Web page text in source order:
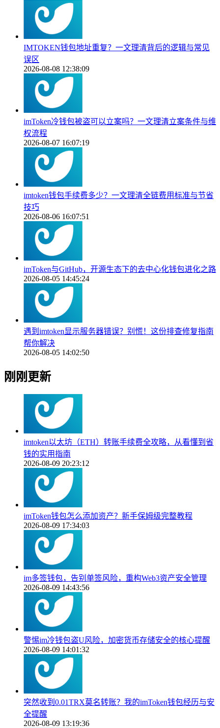
IMTOKEN钱包地址重复？一文理清背后的逻辑与常见
误区
2026-08-08 12:38:09
imToken冷钱包被盗可以立案吗？一文理清立案条件与维
权流程
2026-08-07 16:07:19
imtoken钱包手续费多少？一文理清全链费用标准与节省
技巧
2026-08-06 16:07:51
imToken与GitHub，开源生态下的去中心化钱包进化之路
2026-08-05 14:45:24
遇到imtoken显示服务器错误？别慌！这份排查修复指南
帮你解决
2026-08-05 14:02:50
刚刚更新
imtoken以太坊（ETH）转账手续费全攻略，从看懂到省
钱的实用指南
2026-08-09 20:23:12
imToken钱包怎么添加资产？新手保姆级完整教程
2026-08-09 17:34:03
im多签钱包，告别单签风险，重构Web3资产安全管理
2026-08-09 14:43:56
警惕im冷钱包盗U风险，加密货币存储安全的核心提醒
2026-08-09 14:01:32
突然收到0.01TRX莫名转账？我的imToken钱包经历与安
全提醒
2026-08-09 13:19:36